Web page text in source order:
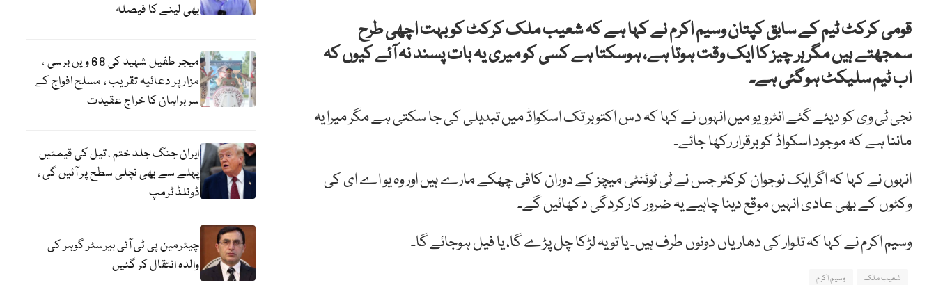
قومی کرکٹ ٹیم کے سابق کپتان وسیم اکرم نے کہا ہے کہ شعیب ملک کرکٹ کو بہت اچھی طرح
سمجھتے ہیں مگر ہر چیز کا ایک وقت ہوتا ہے، ہوسکتا ہے کسی کو میری یہ بات پسند نہ آئے کیوں کہ
اب ٹیم سلیکٹ ہوگئی ہے۔
نجی ٹی وی کو دیئے گئے انٹرویو میں انہوں نے کہا کہ دس اکتوبر تک اسکواڈ میں تبدیلی کی جا سکتی ہے مگر میرا یہ
ماننا ہے کہ موجود اسکواڈ کو برقرار رکھا جائے۔
انہوں نے کہا کہ اگر ایک نوجوان کرکٹر جس نے ٹی ٹوئنٹی میچز کے دوران کافی چھکے مارے ہیں اور وہ یو اے ای کی
وکٹوں کے بھی عادی انہیں موقع دینا چاہیے یہ ضرور کارکردگی دکھائیں گے۔
وسیم اکرم نے کہا کہ تلوار کی دھاریاں دونوں طرف ہیں۔ یا تو یہ لڑکا چل پڑے گا، یا فیل ہوجائے گا۔
شعیب ملک وسیم اکرم
بھی لینے کا فیصلہ
میجر طفیل شہید کی 68 ویں برسی ،
مزار پر دعائیہ تقریب ، مسلح افواج کے
سربراہان کا خراج عقیدت
ایران جنگ جلد ختم ، تیل کی قیمتیں
پہلے سے بھی نچلی سطح پر آئیں گی ،
ڈونلڈ ٹرمپ
چیئرمین پی ٹی آئی بیرسٹر گوہر کی
والدہ انتقال کر گئیں